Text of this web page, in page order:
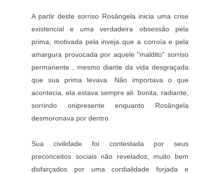
A partir deste sorriso Rosângela inicia uma crise
existencial e uma verdadeira obsessão pela
prima, motivada pela inveja que a corroía e pela
amargura provocada por aquele "maldito" sorriso
permanente , mesmo diante da vida desgraçada
que sua prima levava. Não importava o que
acontecia, ela estava sempre ali: bonita, radiante,
sorrindo onipresente enquanto Rosângela
desmoronava por dentro.
Sua civilidade foi contestada por seus
preconceitos sociais não revelados, muito bem
disfarçados por uma cordialidade forjada e